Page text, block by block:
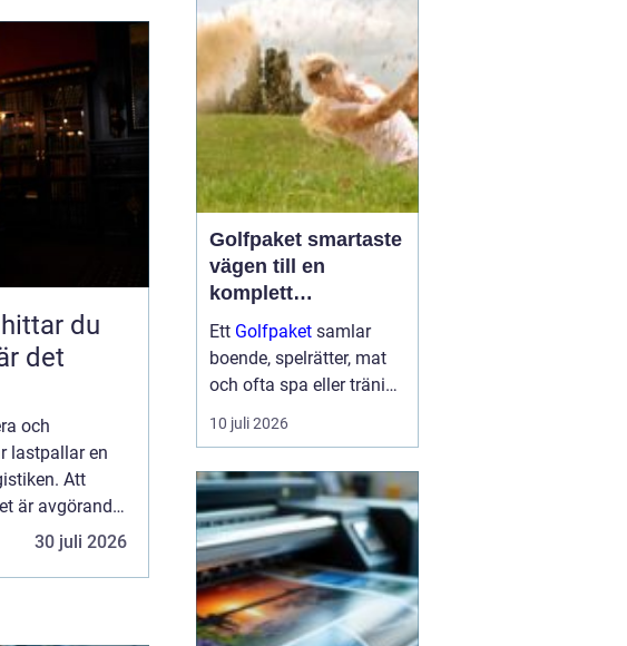
det
och
lastpallar en
Att
är avgörande
30 juli 2026
Göteb...
Golfpaket smartaste
vägen till en
komplett
golfupplevelse
Ett Golfpaket samlar
boende, spelrätter, mat
och ofta spa eller träning
i en och samma
bokning. För dig som vill
banan och minimera
krånglet med logistik är
ett genomtänkt p...
10 juli 2026